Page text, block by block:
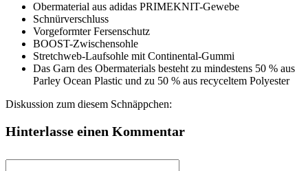
Obermaterial aus adidas PRIMEKNIT-Gewebe
Schnürverschluss
Vorgeformter Fersenschutz
BOOST-Zwischensohle
Stretchweb-Laufsohle mit Continental-Gummi
Das Garn des Obermaterials besteht zu mindestens 50 % aus
Parley Ocean Plastic und zu 50 % aus recyceltem Polyester
Diskussion zum diesem Schnäppchen:
Hinterlasse einen Kommentar